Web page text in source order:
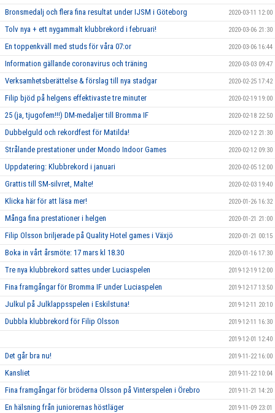
Bronsmedalj och flera fina resultat under IJSM i Göteborg 2020-03-11 12:00
Tolv nya + ett nygammalt klubbrekord i februari! 2020-03-06 21:30
En toppenkväll med studs för våra 07:or 2020-03-06 16:44
Information gällande coronavirus och träning 2020-03-03 09:47
Verksamhetsberättelse & förslag till nya stadgar 2020-02-25 17:42
Filip bjöd på helgens effektivaste tre minuter 2020-02-19 19:00
25 (ja, tjugofem!!!) DM-medaljer till Bromma IF 2020-02-18 22:50
Dubbelguld och rekordfest för Matilda! 2020-02-12 21:30
Strålande prestationer under Mondo Indoor Games 2020-02-12 09:30
Uppdatering: Klubbrekord i januari 2020-02-05 12:00
Grattis till SM-silvret, Malte! 2020-02-03 19:40
Klicka här för att läsa mer! 2020-01-26 16:32
Många fina prestationer i helgen 2020-01-21 21:00
Filip Olsson briljerade på Quality Hotel games i Växjö 2020-01-21 00:15
Boka in vårt årsmöte: 17 mars kl 18.30 2020-01-16 17:30
Tre nya klubbrekord sattes under Luciaspelen 2019-12-19 12:00
Fina framgångar för Bromma IF under Luciaspelen 2019-12-17 13:50
Julkul på Julklappsspelen i Eskilstuna! 2019-12-11 20:10
Dubbla klubbrekord för Filip Olsson 2019-12-11 16:30
2019-12-01 12:40
Det går bra nu! 2019-11-22 16:00
Kansliet 2019-11-22 10:04
Fina framgångar för bröderna Olsson på Vinterspelen i Örebro 2019-11-21 14:20
En hälsning från juniorernas höstläger 2019-11-09 23:01